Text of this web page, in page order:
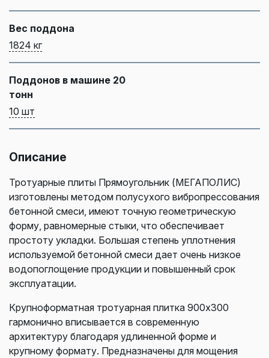
Вес поддона
1824 кг
Поддонов в машине 20
тонн
10 шт
Описание
Тротуарные плиты Прямоугольник (МЕГАПОЛИС)
изготовлены методом полусухого вибропрессования
бетонной смеси, имеют точную геометрическую
форму, равномерные стыки, что обеспечивает
простоту укладки. Большая степень уплотнения
используемой бетонной смеси дает очень низкое
водопоглощение продукции и повышенный срок
эксплуатации.
Крупноформатная тротуарная плитка 900х300
гармонично вписывается в современную
архитектуру благодаря удлиненной форме и
крупному формату. Предназначены для мощения